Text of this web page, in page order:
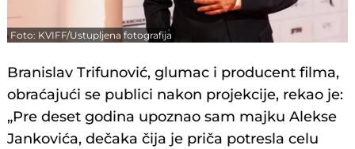
Foto: KVIFF/Ustupljena fotografija
Branislav Trifunović, glumac i producent filma,
obraćajući se publici nakon projekcije, rekao je:
„Pre deset godina upoznao sam majku Alekse
Jankovića, dečaka čija je priča potresla celu